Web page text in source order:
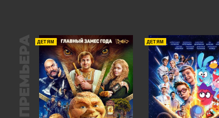
ПРЕМЬЕРА ДЕТЯМ ДЕТЯМ